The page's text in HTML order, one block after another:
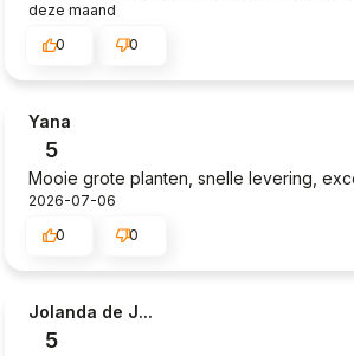
deze maand
0
0
Yana
5
Mooie grote planten, snelle levering,
2026-07-06
0
0
Jolanda de J...
5